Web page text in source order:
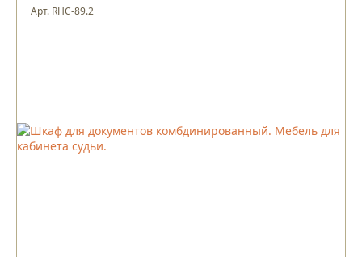
Арт. RHC-89.2